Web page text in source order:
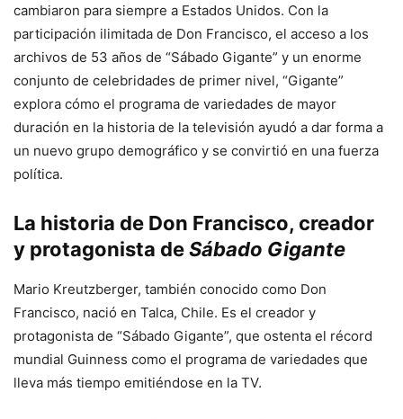
cambiaron para siempre a Estados Unidos. Con la
participación ilimitada de Don Francisco, el acceso a los
archivos de 53 años de “Sábado Gigante” y un enorme
conjunto de celebridades de primer nivel, “Gigante”
explora cómo el programa de variedades de mayor
duración en la historia de la televisión ayudó a dar forma a
un nuevo grupo demográfico y se convirtió en una fuerza
política.
La historia de Don Francisco, creador
y protagonista deSábado Gigante
Mario Kreutzberger, también conocido como Don
Francisco, nació en Talca, Chile. Es el creador y
protagonista de “Sábado Gigante”, que ostenta el récord
mundial Guinness como el programa de variedades que
lleva más tiempo emitiéndose en la TV.